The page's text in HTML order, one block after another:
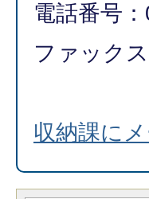
電話番号
ファック
収納課に